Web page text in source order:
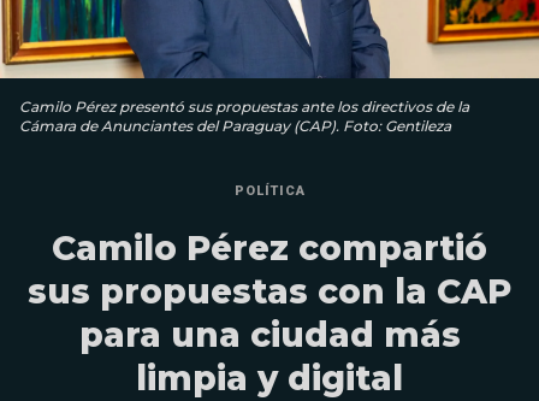
Camilo Pérez presentó sus propuestas ante los directivos de la
Cámara de Anunciantes del Paraguay (CAP). Foto: Gentileza
POLÍTICA
Camilo Pérez compartió
sus propuestas con la CAP
para una ciudad más
limpia y digital